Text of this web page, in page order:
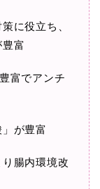
に役立ち、
富
富でアンチ
が豊富
腸内環境改